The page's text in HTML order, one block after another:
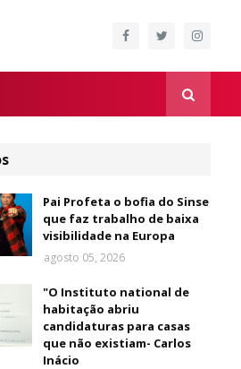
Pai Profeta o bofia do Sinse
que faz trabalho de baixa
visibilidade na Europa
agosto 05, 2026
"O Instituto national de
habitação abriu
candidaturas para casas
que não existiam- Carlos
Inácio